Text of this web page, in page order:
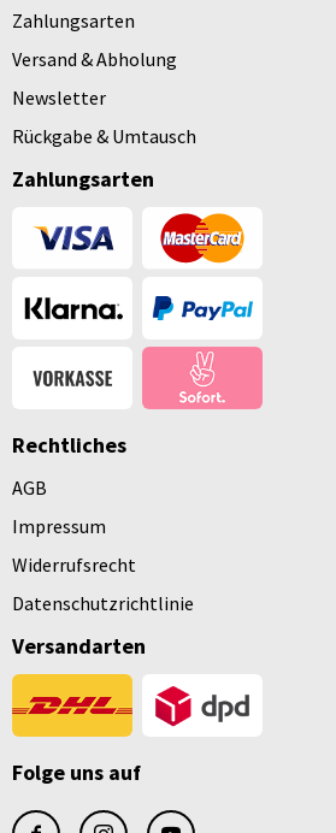
Zahlungsarten
Versand & Abholung
Newsletter
Rückgabe & Umtausch
Zahlungsarten
Rechtliches
AGB
Impressum
Widerrufsrecht
Datenschutzrichtlinie
Versandarten
Folge uns auf
facebookinstagramyoutube